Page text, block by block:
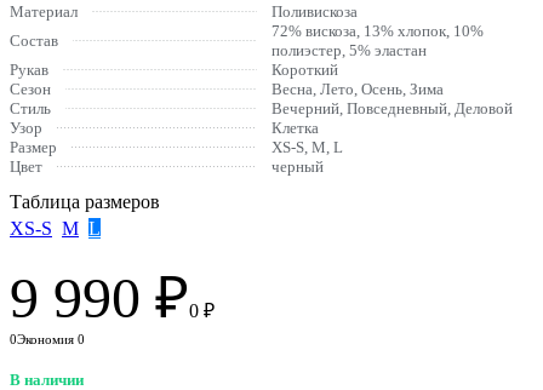
Материал
Поливискоза
Состав
72% вискоза, 13% хлопок, 10%
полиэстер, 5% эластан
Рукав
Короткий
Сезон
Весна, Лето, Осень, Зима
Стиль
Вечерний, Повседневный, Деловой
Узор
Клетка
Размер
XS-S, M, L
Цвет
черный
Таблица размеров
XS-S M L
9 990 ₽0 ₽
0Экономия 0
В наличии